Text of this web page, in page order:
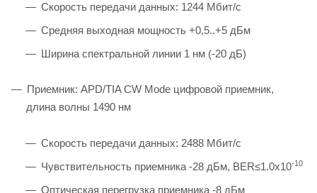
Скорость передачи данных: 1244 Мбит/с
Средняя выходная мощность +0,5..+5 дБм
Ширина спектральной линии 1 нм (-20 дБ)
Приемник: APD/TIA CW Mode цифровой приемник,
длина волны 1490 нм
Скорость передачи данных: 2488 Мбит/с
Чувствительность приемника -28 дБм, BER≤1.0x10-10
Оптическая перегрузка приемника -8 дБм